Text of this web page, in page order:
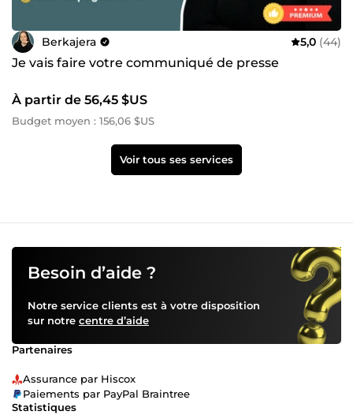
Berkajera 5,0 (44)
Je vais faire votre communiqué de presse
À partir de 56,45 $US
Budget moyen : 156,06 $US
Voir tous ses services
Besoin d’aide ?
Notre service clients est à votre disposition
sur notre centre d’aide
Partenaires
Assurance par Hiscox
Paiements par PayPal Braintree
Statistiques